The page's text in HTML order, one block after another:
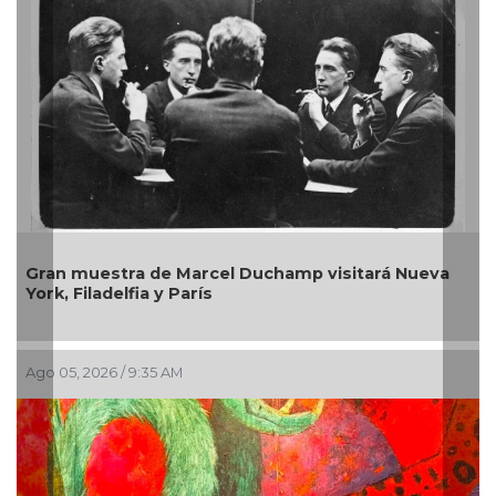
La galería Noyola Fernández tiende un diálogo
entre arte moderno y contemporáneo
Jul 30, 2026 / 10:20 AM